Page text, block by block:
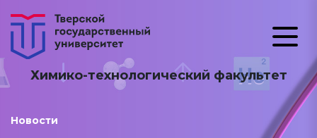
Химико-технологический факультет
Новости